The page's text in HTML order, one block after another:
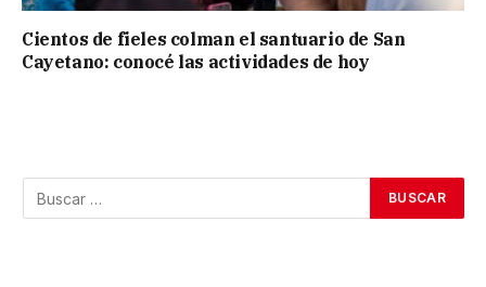
Cientos de fieles colman el santuario de San
Cayetano: conocé las actividades de hoy